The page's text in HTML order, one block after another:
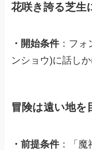
花咲き誇る芝生
・開始条件 ：フ
ンショウ)に話し
冒険は遠い地を
・前提条件 ：「